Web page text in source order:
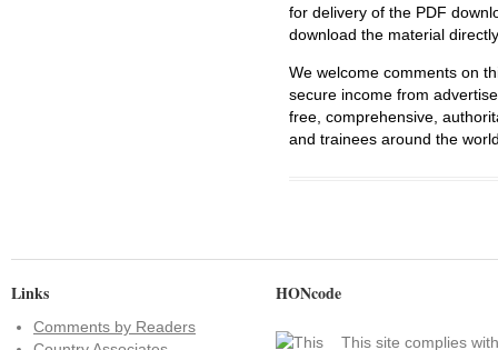
for delivery of the PDF
download the material
We welcome comments on
secure income from
free, comprehensive,
and trainees around the
Links
Comments by Readers
HONcode
This site complies with